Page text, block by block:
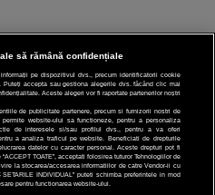
să rămână confidențiale
pe dispozitivul dvs., precum identificatorii cookie
Puteți accepta sau gestiona alegerile dvs. făcând clic mai
Aceste alegeri vor fi raportate partenerilor noștri
de publicitate partenere, precum si furnizorii nostri de
website-ului sa functioneze, pentru a personaliza
de interesele si/sau profilul dvs., pentru a va oferi
a analiza traficul pe website. Beneficiati de drepturile
datelor cu caracter personal. Aceste drepturi pot fi
“ACCEPT TOATE”, acceptati folosirea tuturor Tehnologiilor de
la stocarea/accesarea informatiilor de catre Vendor-ii cu
INDIVIDUAL” puteti schimba preferintele in mod
pentru functionarea website-ului.